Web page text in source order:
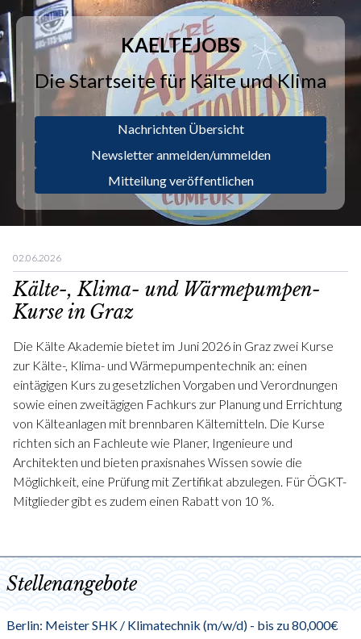
KAELTEJOBS
Die Startseite für Kälte und Klima
Nachrichten Übersicht
Newsletter anmelden/ummelden
Mitteilung veröffentlichen
02.06.2026
Kälte-, Klima- und Wärmepumpen-
Kurse in Graz
Die Kälte Akademie bietet im Juni 2026 in Graz zwei Kurse
zur Kälte-, Klima- und Wärmepumpentechnik an: einen
eintägigen Kurs zu gesetzlichen Vorgaben und Verordnungen
sowie einen zweitägigen Fachkurs zur Planung und Errichtung
von Kälteanlagen mit brennbaren Kältemitteln. Die Kurse
richten sich an Fachleute wie Planer, Ingenieure und
Architekten und bieten praxisnahes Wissen sowie die
Möglichkeit, eine Prüfung mit Zertifikat abzulegen. Für ÖGKT-
Mitglieder gibt es zudem einen Rabatt von 10 %.
Stellenangebote
Berlin: Meister SHK / Klimatechnik (m/w/d) - bis zu 80,000€